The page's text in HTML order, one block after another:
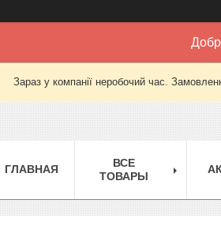
Зараз у компанії неробочий час.
ГЛАВНАЯ
ВСЕ
ТОВАРЫ